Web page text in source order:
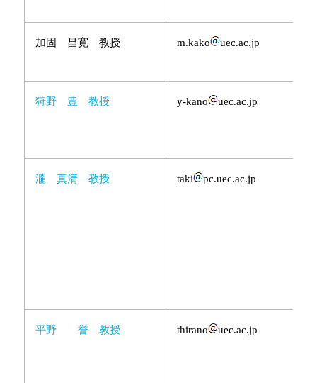
加固 昌寛 教授 m.kako uec.ac.jp
狩野 豊 教授 y-kano uec.ac.jp
瀧 真清 教授 taki pc.uec.ac.jp
平野 誉 教授 thirano uec.ac.jp